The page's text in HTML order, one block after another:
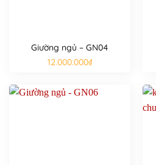
Giường ngủ – GN04
12.000.000₫